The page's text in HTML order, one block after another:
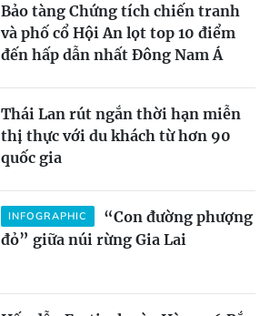
Bảo tàng Chứng tích chiến tranh
và phố cổ Hội An lọt top 10 điểm
đến hấp dẫn nhất Đông Nam Á
Thái Lan rút ngắn thời hạn miễn
thị thực với du khách từ hơn 90
quốc gia
INFOGRAPHIC
“Con đường phượng
đỏ” giữa núi rừng Gia Lai